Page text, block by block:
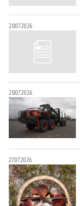
28.07.2026
28.07.2026
27.07.2026